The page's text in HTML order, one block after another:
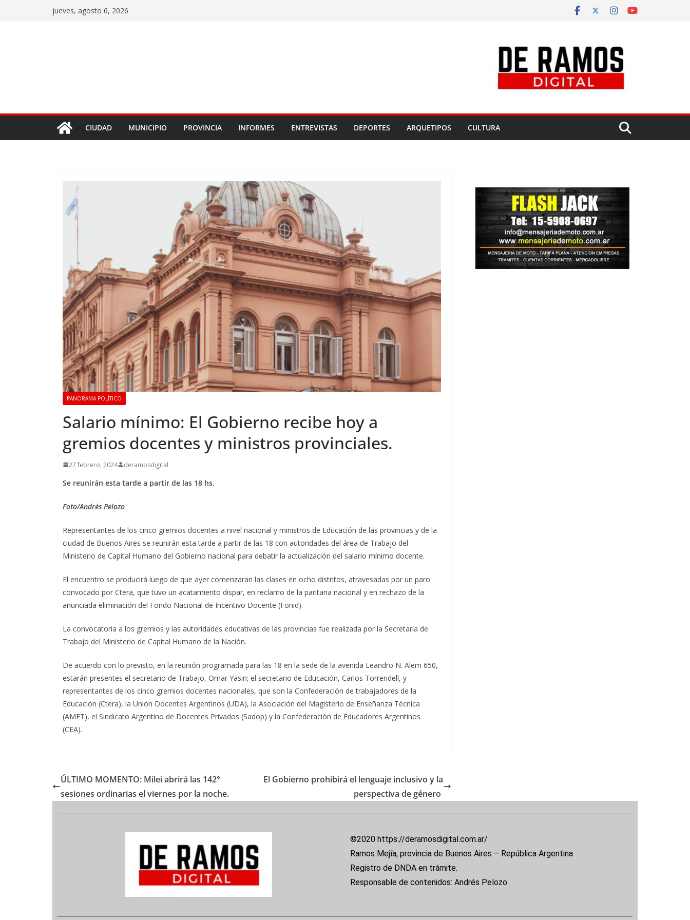
jueves, agosto 6, 2026
CIUDAD MUNICIPIO PROVINCIA INFORMES ENTREVISTAS DEPORTES ARQUETIPOS CULTURA
PANORAMA POLÍTICO
Salario mínimo: El Gobierno recibe hoy a
gremios docentes y ministros provinciales.
27 febrero, 2024 deramosdigital
Se reunirán esta tarde a partir de las 18 hs.
Foto/Andrés Pelozo
Representantes de los cinco gremios docentes a nivel nacional y ministros de Educación de las provincias y de la
ciudad de Buenos Aires se reunirán esta tarde a partir de las 18 con autoridades del área de Trabajo del
Ministerio de Capital Humano del Gobierno nacional para debatir la actualización del salario mínimo docente.
El encuentro se producirá luego de que ayer comenzaran las clases en ocho distritos, atravesadas por un paro
convocado por Ctera, que tuvo un acatamiento dispar, en reclamo de la paritaria nacional y en rechazo de la
anunciada eliminación del Fondo Nacional de Incentivo Docente (Fonid).
La convocatoria a los gremios y las autoridades educativas de las provincias fue realizada por la Secretaría de
Trabajo del Ministerio de Capital Humano de la Nación.
De acuerdo con lo previsto, en la reunión programada para las 18 en la sede de la avenida Leandro N. Alem 650,
estarán presentes el secretario de Trabajo, Omar Yasin; el secretario de Educación, Carlos Torrendell, y
representantes de los cinco gremios docentes nacionales, que son la Confederación de trabajadores de la
Educación (Ctera), la Unión Docentes Argentinos (UDA), la Asociación del Magisterio de Enseñanza Técnica
(AMET), el Sindicato Argentino de Docentes Privados (Sadop) y la Confederación de Educadores Argentinos
(CEA).
ÚLTIMO MOMENTO: Milei abrirá las 142°
sesiones ordinarias el viernes por la noche.
El Gobierno prohibirá el lenguaje inclusivo y la
perspectiva de género
©2020 https://deramosdigital.com.ar/
Ramos Mejía, provincia de Buenos Aires – República Argentina
Registro de DNDA en trámite.
Responsable de contenidos: Andrés Pelozo